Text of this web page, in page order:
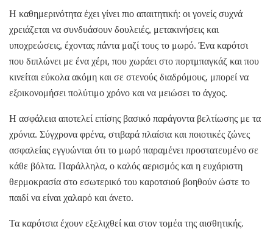
Η καθημερινότητα έχει γίνει πιο απαιτητική: οι γονείς συχνά
χρειάζεται να συνδυάσουν δουλειές, μετακινήσεις και
υποχρεώσεις, έχοντας πάντα μαζί τους το μωρό. Ένα καρότσι
που διπλώνει με ένα χέρι, που χωράει στο πορτμπαγκάζ και που
κινείται εύκολα ακόμη και σε στενούς διαδρόμους, μπορεί να
εξοικονομήσει πολύτιμο χρόνο και να μειώσει το άγχος.
Η ασφάλεια αποτελεί επίσης βασικό παράγοντα βελτίωσης με τα
χρόνια. Σύγχρονα φρένα, στιβαρά πλαίσια και ποιοτικές ζώνες
ασφαλείας εγγυώνται ότι το μωρό παραμένει προστατευμένο σε
κάθε βόλτα. Παράλληλα, ο καλός αερισμός και η ευχάριστη
θερμοκρασία στο εσωτερικό του καροτσιού βοηθούν ώστε το
παιδί να είναι χαλαρό και άνετο.
Τα καρότσια έχουν εξελιχθεί και στον τομέα της αισθητικής.